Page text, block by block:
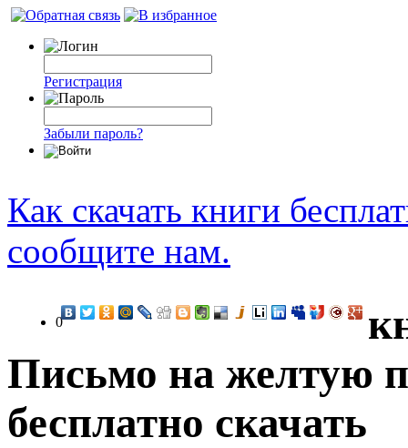
Регистрация
Забыли пароль?
Как скачать книги
сообщите нам.
0
Письмо на желтую
бесплатно скачать